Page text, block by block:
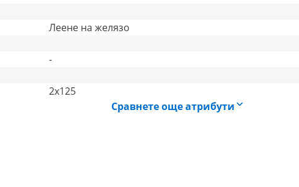
Леене на желязо
-
2x125
Сравнете още атрибути